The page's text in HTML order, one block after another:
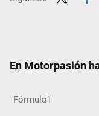
En Motorpasión
Fórmula1